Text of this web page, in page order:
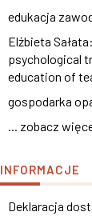
edukacja
Elżbieta
psychological
education of
gospodarka
... zobacz
INFORMACJE
Deklaracja